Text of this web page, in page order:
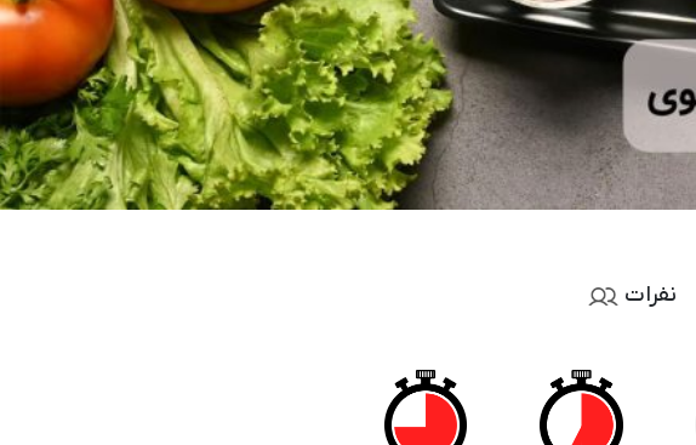
نفرات